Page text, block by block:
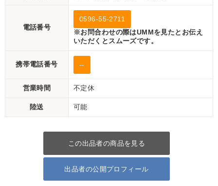
電話番号
0596-55-2711
※お問合わせの際はUMMを見たとお伝え
いただくとスムーズです。
携帯電話番号 --
営業時間 不定休
陸送 可能
この出品者の商品を見る
出品者の公開プロフィール